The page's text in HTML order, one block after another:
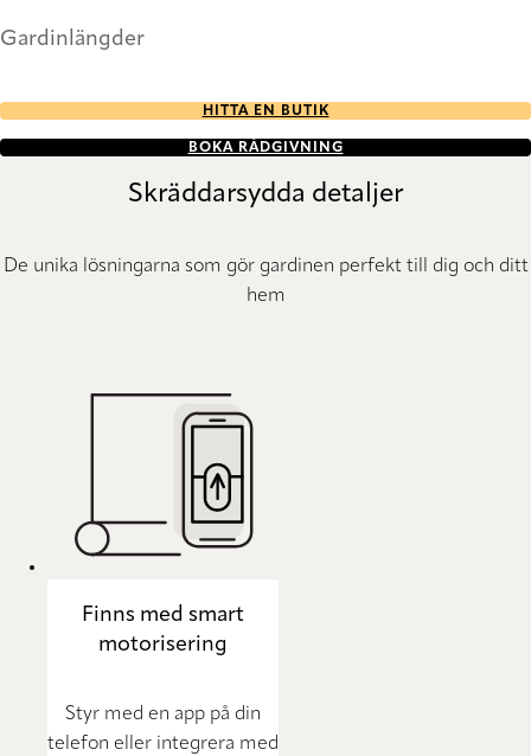
Gardinlängder
HITTA EN BUTIK
BOKA RÅDGIVNING
Skräddarsydda detaljer
De unika lösningarna som gör gardinen perfekt till dig och ditt
hem
Finns med smart
motorisering
Styr med en app på din
telefon eller integrera med